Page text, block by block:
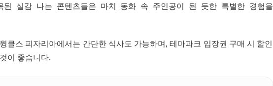
된 실감 나는 콘텐츠들은 마치 동화 속 주인공이 된 듯한 특별한 경험을
클스 피자리아에서는 간단한 식사도 가능하며, 테마파크 입장권 구매 시 할인
이 좋습니다.